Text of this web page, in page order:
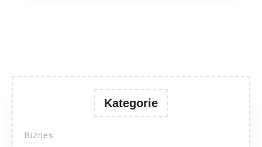
Kategorie
Biznes